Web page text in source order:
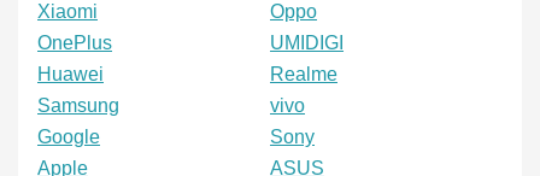
Xiaomi
Oppo
OnePlus
UMIDIGI
Huawei
Realme
Samsung
vivo
Google
Sony
Apple
ASUS